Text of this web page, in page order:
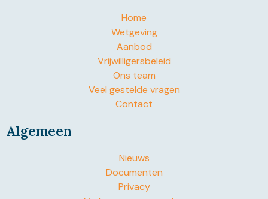
Home
Wetgeving
Aanbod
Vrijwilligersbeleid
Ons team
Veel gestelde vragen
Contact
Algemeen
Nieuws
Documenten
Privacy